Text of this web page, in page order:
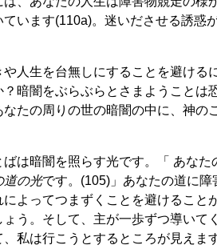
ています(110a)。迷いださせる誘惑
や人生を台無しにすることを避ける
？暗闇をぶらぶらとさまようことは
なたの周りの世の暗闇の中に、神の
ばは暗闇を照らす光です。「 あなた
道の光です。(105)」あなたの道に
によってつまずくことを避けること
ょう。そして、主が一歩ずつ導いて
、私は行こうとするところが見えま